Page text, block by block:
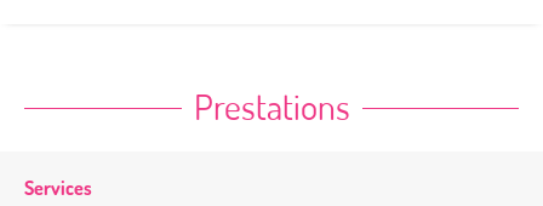
Prestations
Services